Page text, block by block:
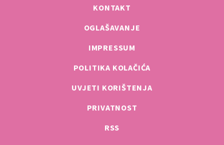
KONTAKT
OGLAŠAVANJE
IMPRESSUM
POLITIKA KOLAČIĆA
UVJETI KORIŠTENJA
PRIVATNOST
RSS